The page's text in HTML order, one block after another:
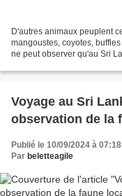
D'autres animaux peuplent
mangoustes, coyotes,
ne peut observer qu'au Sri
Voyage au Sri
observation de la
Publié le 10/09/2024 à 07:18
Par beletteagile